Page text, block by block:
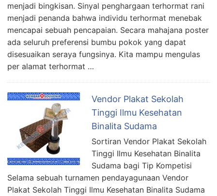
menjadi bingkisan. Sinyal penghargaan terhormat rani
menjadi penanda bahwa individu terhormat menebak
mencapai sebuah pencapaian. Secara mahajana poster
ada seluruh preferensi bumbu pokok yang dapat
disesuaikan seraya fungsinya. Kita mampu mengulas
per alamat terhormat …
Vendor Plakat Sekolah
Tinggi Ilmu Kesehatan
Binalita Sudama
Sortiran Vendor Plakat Sekolah
Tinggi Ilmu Kesehatan Binalita
Sudama bagi Tip Kompetisi
Selama sebuah turnamen pendayagunaan Vendor
Plakat Sekolah Tinggi Ilmu Kesehatan Binalita Sudama